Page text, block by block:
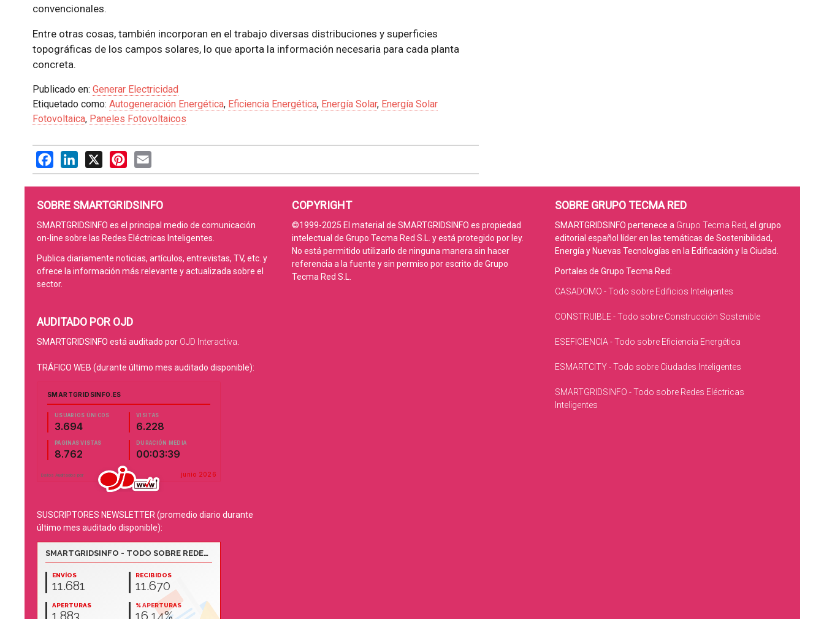
convencionales.
Entre otras cosas, también incorporan en el trabajo diversas distribuciones y superficies
topográficas de los campos solares, lo que aporta la información necesaria para cada planta
concreta.
Publicado en: Generar Electricidad
Etiquetado como: Autogeneración Energética, Eficiencia Energética, Energía Solar, Energía Solar
Fotovoltaica, Paneles Fotovoltaicos
FacebookLinkedIn
X PinterestEmail
SOBRE SMARTGRIDSINFO
SMARTGRIDSINFO es el principal medio de comunicación
on-line sobre las Redes Eléctricas Inteligentes.
Publica diariamente noticias, artículos, entrevistas, TV, etc. y
ofrece la información más relevante y actualizada sobre el
sector.
AUDITADO POR OJD
SMARTGRIDSINFO está auditado por OJD Interactiva
TRÁFICO WEB (durante último mes auditado disponible):
SUSCRIPTORES NEWSLETTER (promedio diario durante
último mes auditado disponible):
COPYRIGHT
©1999-2025 El material de SMARTGRIDSINFO es propiedad
intelectual de Grupo Tecma Red S.L. y está protegido por ley.
No está permitido utilizarlo de ninguna manera sin hacer
referencia a la fuente y sin permiso por escrito de Grupo
Tecma Red S.L.
SOBRE GRUPO TECMA RED
SMARTGRIDSINFO pertenece a Grupo Tecma Red, el grupo
editorial español líder en las temáticas de Sostenibilidad,
Energía y Nuevas Tecnologías en la Edificación y la Ciudad.
Portales de Grupo Tecma Red:
CASADOMO - Todo sobre Edificios Inteligentes
CONSTRUIBLE - Todo sobre Construcción Sostenible
ESEFICIENCIA - Todo sobre Eficiencia Energética
ESMARTCITY - Todo sobre Ciudades Inteligentes
SMARTGRIDSINFO - Todo sobre Redes Eléctricas
Inteligentes